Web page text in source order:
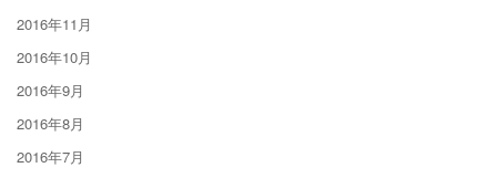
2016年11月
2016年10月
2016年9月
2016年8月
2016年7月